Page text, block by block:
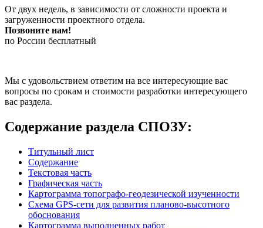
От двух недель, в зависимости от сложности проекта и
загруженности проектного отдела.
Позвоните нам!
по России бесплатный
Мы с удовольствием ответим на все интересующие вас
вопросы по срокам и стоимости разработки интересующего
вас раздела.
Содержание раздела СПОЗУ:
Титульный лист
Содержание
Текстовая часть
Графическая часть
Картограмма топографо-геодезической изученности
Схема GPS-сети для развития планово-высотного
обоснования
Картограмма выполненных работ